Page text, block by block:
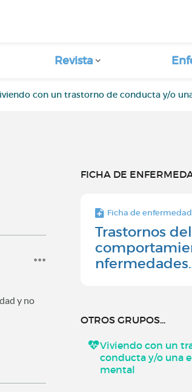
Revista
con un trastorno de conducta y/o
y no
FICHA DE
Ficha de enfermedad
Trastornos del
OTROS GRUPOS...
Viviendo con un
conducta y/o una
mental